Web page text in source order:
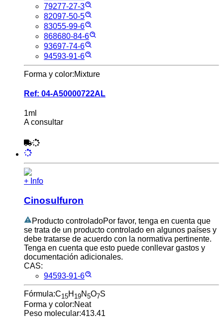
79277-27-3
82097-50-5
83055-99-6
868680-84-6
93697-74-6
94593-91-6
Forma y color:Mixture
Ref: 04-A50000722AL
1ml
A consultar
+ Info
Cinosulfuron
Producto controladoPor favor, tenga en cuenta que
se trata de un producto controlado en algunos países y
debe tratarse de acuerdo con la normativa pertinente.
Tenga en cuenta que esto puede conllevar gastos y
documentación adicionales.
CAS:
94593-91-6
Fórmula:C15H 19N 5O7S
Forma y color:Neat
Peso molecular:413.41